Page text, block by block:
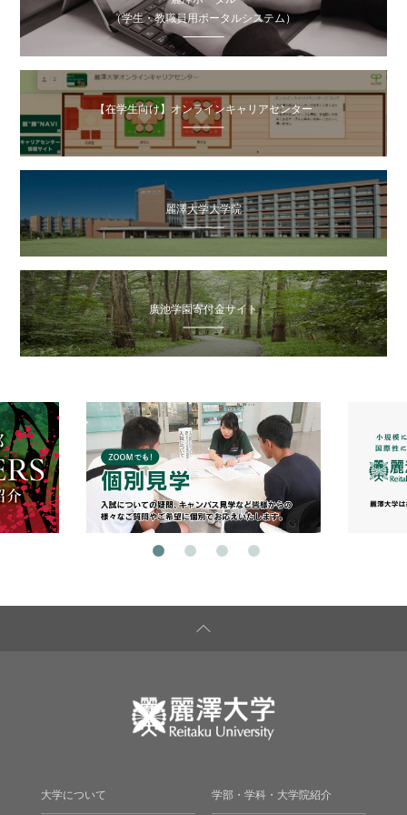
（学生・教職員用ポータルシステム）
【在学生向け】オンラインキャリアセンター
麗澤大学大学院
廣池学園寄付金サイト
大学について 学部・学科・大学院紹介